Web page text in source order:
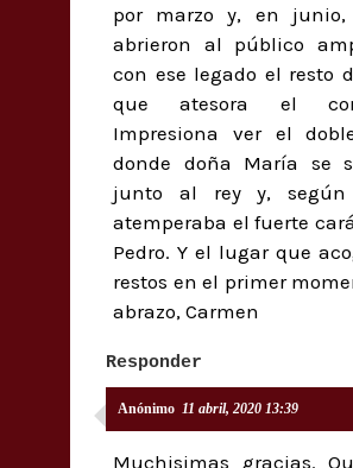
por marzo y, en
abrieron al público
con ese legado el resto
que atesora el
Impresiona ver el
donde doña María se
junto al rey y, según
atemperaba el fuerte
Pedro. Y el lugar que
restos en el primer
abrazo, Carmen
Responder
Anónimo 11 abril, 2020 13:39
Muchisimas gracias.